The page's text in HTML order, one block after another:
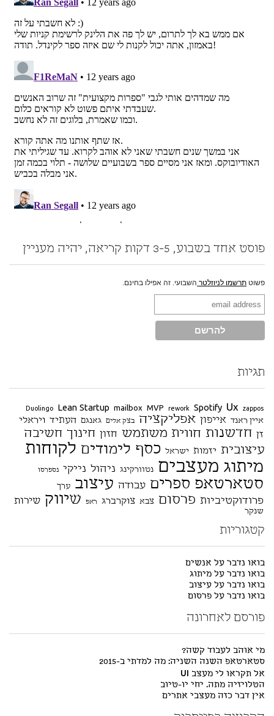
פוסט אחד בשבוע, 3-5 דקות קריאה, יהיה מעניין
פשוט תרשמו לניוזלטר השבועי. זה אפילו בחינם.
תגיות
Duolingo Lean Startup mailbox MVP rework Spotify Ux zappos
איין ראנד אייפון אפליקציה בצק אלים גאנגם העתיד ויראלי
זן חדשנות חווית משתמש חזון חינוך חשיבה
עיצובית יזמות ישראל כסף לימודים לקוחות
מיתוג מעצבים נטוורקינג ניהול נייקי נספרסו
סטארטאפ ספרים עבודה עיצוב ערך
פרודוקטיביות פרסום צבא צוקרברג ראפ שיווק שירות
שנקר
קטגוריות
בואו נדבר על אנשים
בואו נדבר על מיתוג
בואו נדבר על עיצוב
בואו נדבר על פרסום
פורסם לאחרונה
מי אוהב לעבוד קשה?
סטארטאפ השנה השניה: מה למדתי ב-2015
אל תקראו לי מעצב UI
הטלויזיה מתה. יחי יו-טיוב
אין דבר כזה מעצבי אתרים